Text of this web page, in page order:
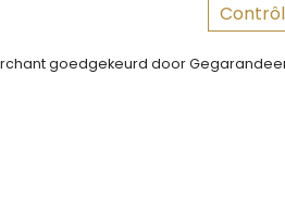
goedgekeurd door